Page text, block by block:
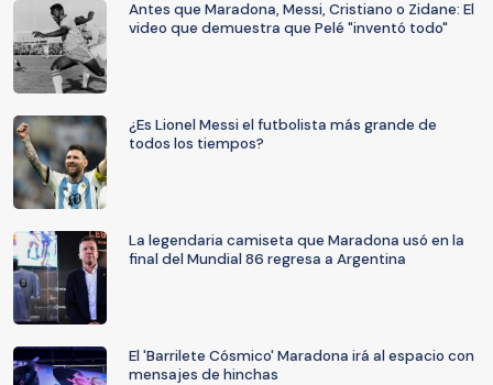
Antes que Maradona, Messi, Cristiano o Zidane: El
video que demuestra que Pelé "inventó todo"
¿Es Lionel Messi el futbolista más grande de
todos los tiempos?
La legendaria camiseta que Maradona usó en la
final del Mundial 86 regresa a Argentina
El 'Barrilete Cósmico' Maradona irá al espacio con
mensajes de hinchas